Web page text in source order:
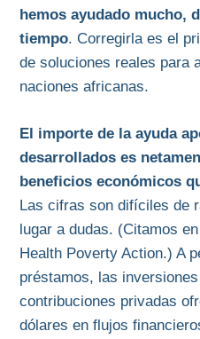
hemos ayudado mucho,
tiempo. Corregirla es el
de soluciones reales para
naciones africanas.
El importe de la ayuda
desarrollados es
beneficios económicos
Las cifras son difíciles de
lugar a dudas. (Citamos
Health Poverty Action.) A
préstamos, las
contribuciones privadas
dólares en flujos